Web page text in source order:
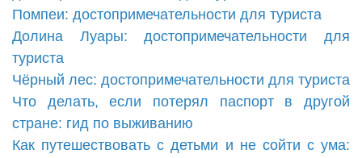
Помпеи: достопримечательности для туриста
Долина Луары: достопримечательности для
туриста
Чёрный лес: достопримечательности для туриста
Что делать, если потерял паспорт в другой
стране: гид по выживанию
Как путешествовать с детьми и не сойти с ума: